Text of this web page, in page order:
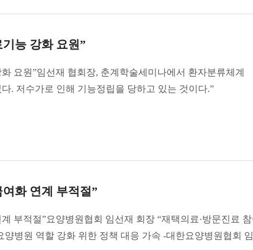
능 강화 요원”
요원”임선재 협회장, 춘계학술세미나에서 환자분류체계
. 저수가로 인해 기능정립을 당하고 있는 것이다.”
화 연계 부적절”
부적절”요양병원협회 임선재 회장 “재택의료·방문진료
양병원 역할 강화 위한 정책 대응 가속 -대한요양병원협회